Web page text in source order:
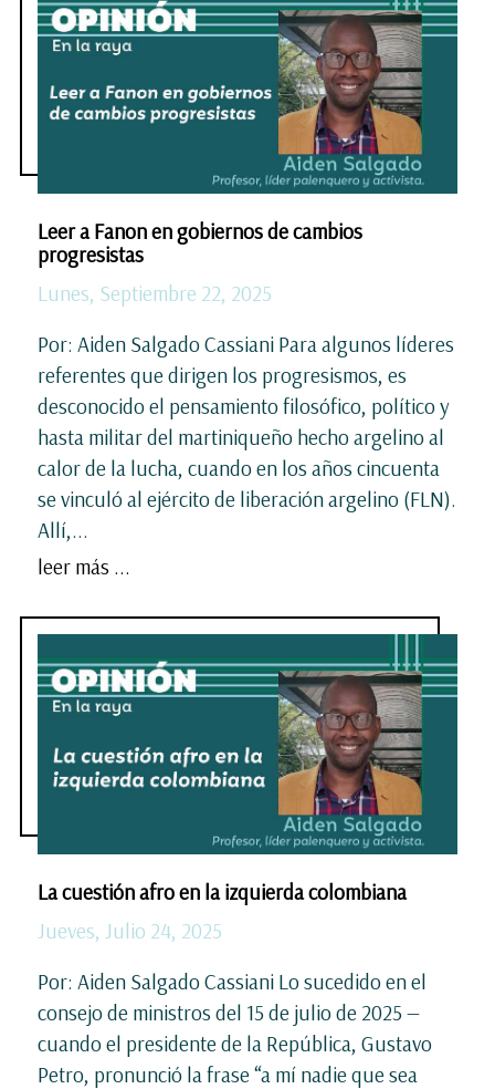
Leer a Fanon en gobiernos de cambios
progresistas
Lunes, Septiembre 22, 2025
Por: Aiden Salgado Cassiani Para algunos líderes
referentes que dirigen los progresismos, es
desconocido el pensamiento filosófico, político y
hasta militar del martiniqueño hecho argelino al
calor de la lucha, cuando en los años cincuenta
se vinculó al ejército de liberación argelino (FLN).
Allí,...
leer más ...
La cuestión afro en la izquierda colombiana
Jueves, Julio 24, 2025
Por: Aiden Salgado Cassiani Lo sucedido en el
consejo de ministros del 15 de julio de 2025 —
cuando el presidente de la República, Gustavo
Petro, pronunció la frase “a mí nadie que sea